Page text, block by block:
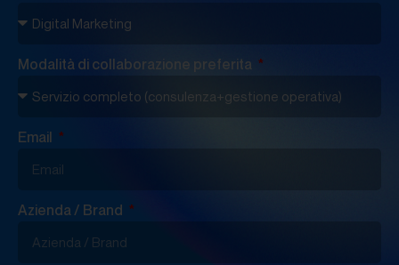
Modalità di collaborazione preferita
Email
Azienda / Brand